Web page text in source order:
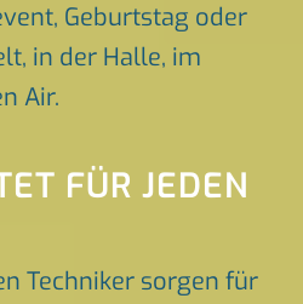
Geburtstag oder
in der Halle, im
Air.
FÜR JEDEN
Techniker sorgen für